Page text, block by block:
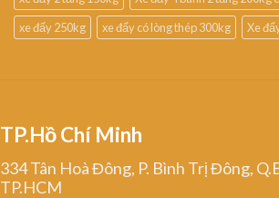
xe đẩy 250kg
xe đẩy có lòng thép 300kg Xe
TP.Hồ Chí Minh
334 Tân Hoà Đông, P. Bình Trị Đông,
TP.HCM